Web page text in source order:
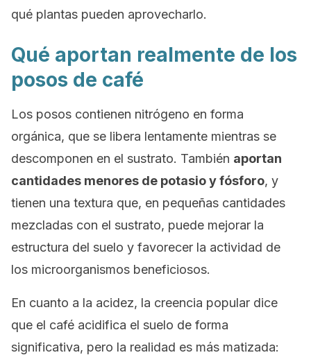
qué plantas pueden aprovecharlo.
Qué aportan realmente de los
posos de café
Los posos contienen nitrógeno en forma
orgánica, que se libera lentamente mientras se
descomponen en el sustrato. También aportan
cantidades menores de potasio y fósforo, y
tienen una textura que, en pequeñas cantidades
mezcladas con el sustrato, puede mejorar la
estructura del suelo y favorecer la actividad de
los microorganismos beneficiosos.
En cuanto a la acidez, la creencia popular dice
que el café acidifica el suelo de forma
significativa, pero la realidad es más matizada: